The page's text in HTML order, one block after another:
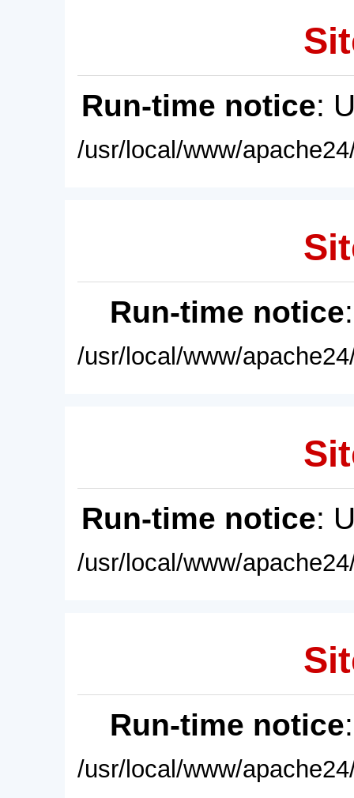
Run-time notice:
/usr/local/www/
Run-time notice
/usr/local/www/
Run-time notice:
/usr/local/www/
Run-time notice
/usr/local/www/